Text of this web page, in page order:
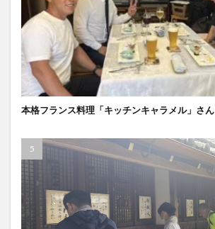
本格フランス料理「キッチンキャラメル」さん